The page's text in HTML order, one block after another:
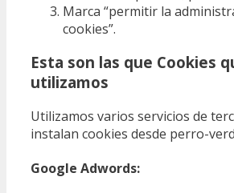
Marca “permitir la
cookies”.
Esta son las que Cookies
utilizamos
Utilizamos varios servicios de
instalan cookies desde perro-
Google Adwords: